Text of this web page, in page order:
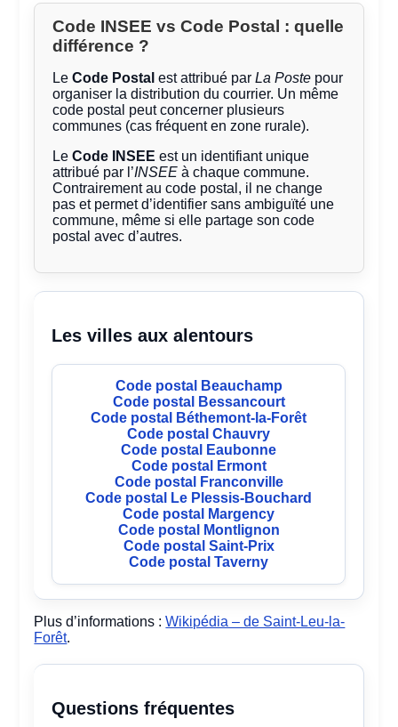
Code INSEE vs Code Postal : quelle
différence ?
LeCode Postal est attribué parLa Poste pour
organiser la distribution du courrier. Un même
code postal peut concerner plusieurs
communes (cas fréquent en zone rurale).
LeCode INSEE est un identifiant unique
attribué par l’INSEE à chaque commune.
Contrairement au code postal, il ne change
pas et permet d’identifier sans ambiguïté une
commune, même si elle partage son code
postal avec d’autres.
Les villes aux alentours
Code postal Beauchamp
Code postal Bessancourt
Code postal Béthemont-la-Forêt
Code postal Chauvry
Code postal Eaubonne
Code postal Ermont
Code postal Franconville
Code postal Le Plessis-Bouchard
Code postal Margency
Code postal Montlignon
Code postal Saint-Prix
Code postal Taverny
Plus d’informations :Wikipédia – de Saint-Leu-la-
Forêt.
Questions fréquentes